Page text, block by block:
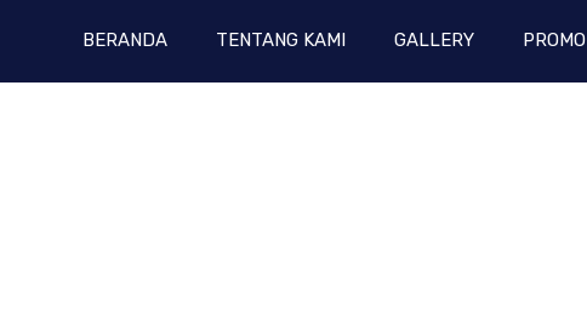
BERANDA TENTANG KAMI GALLERY PROMO